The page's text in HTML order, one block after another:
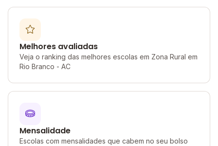
Melhores avaliadas
Veja o ranking das melhores escolas em Zona Rural em
Rio Branco - AC
Mensalidade
Escolas com mensalidades que cabem no seu bolso